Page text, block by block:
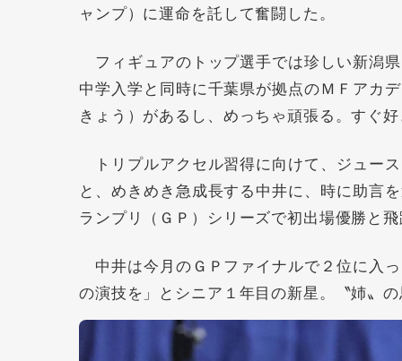
ャンプ）に運命を託して奮闘した。
フィギュアのトップ選手では珍しい新潟
中学入学と同時に千葉県が拠点のＭＦアカ
きょう）があるし、めっちゃ頑張る。すぐ
トリプルアクセル習得に向けて、ジュー
と、めきめき急成長する中井に、時に助言
ランプリ（ＧＰ）シリーズで初出場優勝と
中井は今月のＧＰファイナルで２位に入
の演技を」とシニア１年目の新星。〝姉〟